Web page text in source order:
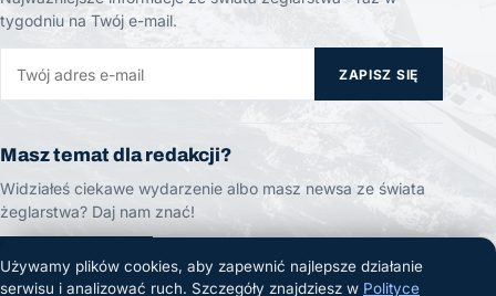
tygodniu na Twój e-mail.
ZAPISZ SIĘ
Masz temat dla redakcji?
Widziałeś ciekawe wydarzenie albo masz newsa ze świata
żeglarstwa? Daj nam znać!
ZGŁOŚ TEMAT
Używamy plików cookies, aby zapewnić najlepsze działanie
serwisu i analizować ruch. Szczegóły znajdziesz w Polityce